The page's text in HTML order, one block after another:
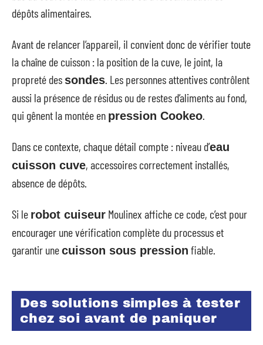
dépôts alimentaires.
Avant de relancer l’appareil, il convient donc de vérifier toute
la chaîne de cuisson : la position de la cuve, le joint, la
propreté des sondes . Les personnes attentives contrôlent
aussi la présence de résidus ou de restes d’aliments au fond,
qui gênent la montée en pression Cookeo
Dans ce contexte, chaque détail compte : niveau d’eau
cuisson cuve, accessoires correctement installés,
absence de dépôts.
Si le robot cuiseur Moulinex affiche ce code, c’est pour
encourager une vérification complète du processus et
garantir unecuisson sous pression fiable.
Des solutions simples à tester
chez soi avant de paniquer